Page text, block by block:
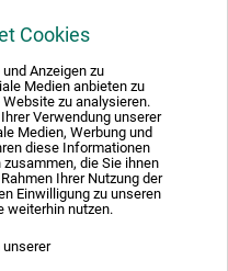
Cookies
Anzeigen zu
Medien anbieten zu
zu analysieren.
Verwendung unserer
Medien, Werbung und
diese Informationen
die Sie ihnen
Ihrer Nutzung der
Einwilligung zu unseren
weiterhin nutzen.